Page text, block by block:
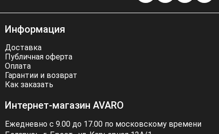
Информация
Доставка
Публичная оферта
Оплата
Гарантии и возврат
Как заказать
Интернет-магазин AVARO
Ежедневно с 9.00 до 17.00 по московскому времени